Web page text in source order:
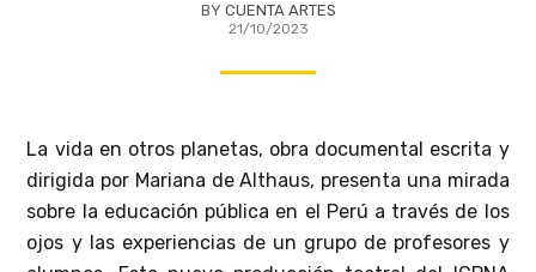
BY CUENTA ARTES
21/10/2023
La vida en otros planetas, obra documental escrita y
dirigida por Mariana de Althaus, presenta una mirada
sobre la educación pública en el Perú a través de los
ojos y las experiencias de un grupo de profesores y